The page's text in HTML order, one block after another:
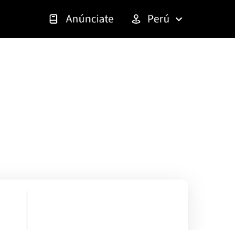
Anúnciate Perú